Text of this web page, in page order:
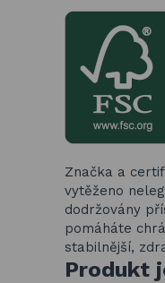
Značka a
vytěženo
dodržovány
pomáháte
stabilnější,
Produkt